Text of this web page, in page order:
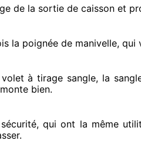
de la sortie de caisson et
la poignée de manivelle,
volet à tirage sangle, la
bien.
, qui ont la même
.